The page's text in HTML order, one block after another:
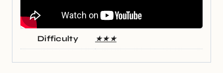
Difficulty ★★★